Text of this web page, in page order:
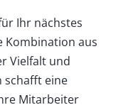
Ihr nächstes
Kombination aus
Vielfalt und
schafft eine
Mitarbeiter